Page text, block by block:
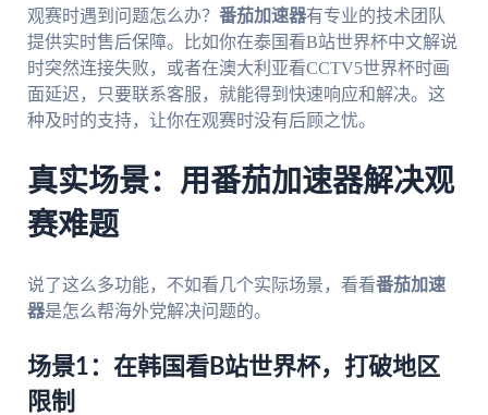
观赛时遇到问题怎么办？ 番茄加速器有专业的技术团队
提供实时售后保障。比如你在泰国看B站世界杯中文解说
时突然连接失败，或者在澳大利亚看CCTV5世界杯时画
面延迟，只要联系客服，就能得到快速响应和解决。这
种及时的支持，让你在观赛时没有后顾之忧。
真实场景：用番茄加速器解决观
赛难题
说了这么多功能，不如看几个实际场景，看看番茄加速
器是怎么帮海外党解决问题的。
场景1：在韩国看B站世界杯，打破地区
限制